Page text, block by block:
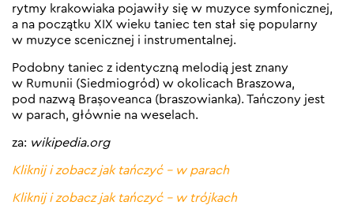
rytmy krakowiaka pojawiły się w muzyce symfonicznej,
a na początku XIX wieku taniec ten stał się popularny
w muzyce scenicznej i instrumentalnej.
Podobny taniec z identyczną melodią jest znany
w Rumunii (Siedmiogród) w okolicach Braszowa,
pod nazwą Brașoveanca (braszowianka). Tańczony jest
w parach, głównie na weselach.
za: wikipedia.org
Kliknij i zobacz jak tańczyć – w parach
Kliknij i zobacz jak tańczyć – w trójkach